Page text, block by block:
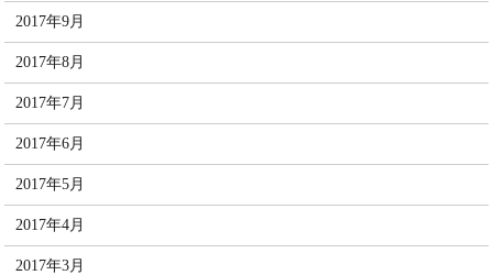
2017年9月
2017年8月
2017年7月
2017年6月
2017年5月
2017年4月
2017年3月